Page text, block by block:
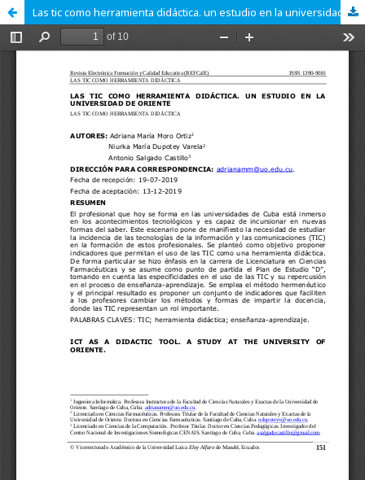
Las tic como herramienta didáctica. un estudio en la universidad de oriente